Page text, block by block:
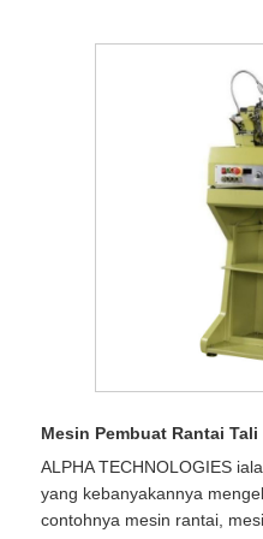
Mesin Pembuat Rantai Tali
ALPHA TECHNOLOGIES
yang kebanyakannya
contohnya mesin rantai,